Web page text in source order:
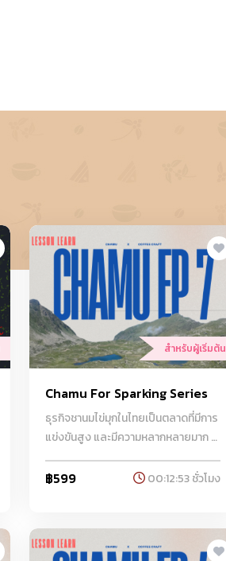
สำหรับผู้เริ่มต้น
Chamu For Sparking Series
ธุรกิจชานมไข่มุกในไทยเป็นตลาดที่มีการ
แข่งขันสูง และมีความหลากหลายมาก มี
ร้านชานมไข่มุกตั้งแต่แบรนด์ท้องถิ่นไป
จนถึงแบรนด์ระดับนานาชาติ ความ
และการตลาดที่เข้าถึงกลุ่มลูกค้าเป้า
หมายอย่างมีประสิทธิภาพ ทาง Coffee
฿599 00:12:53 ชั่วโมง